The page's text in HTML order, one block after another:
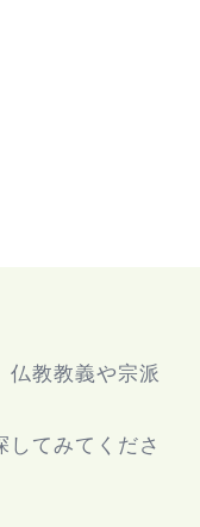
仏教教義や宗派
してみてくださ